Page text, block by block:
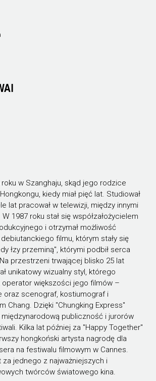
w Szanghaju, skąd jego rodzice
kiedy miał pięć lat. Studiował
lat pracował w telewizji, między innymi
1987 roku stał się współzałożycielem
i otrzymał możliwość
filmu, którym stały się
łzy przeminą", którymi podbił serca
przestrzeni trwającej blisko 25 lat
unikatowy wizualny styl, którego
operator większości jego filmów –
oraz scenograf, kostiumograf i
Chang. Dzięki "Chungking Express"
publiczność i jurorów
Kilka lat później za "Happy Together"
hongkoński artysta nagrodę dla
na festiwalu filmowym w Cannes.
za jednego z najważniejszych i
twórców światowego kina.